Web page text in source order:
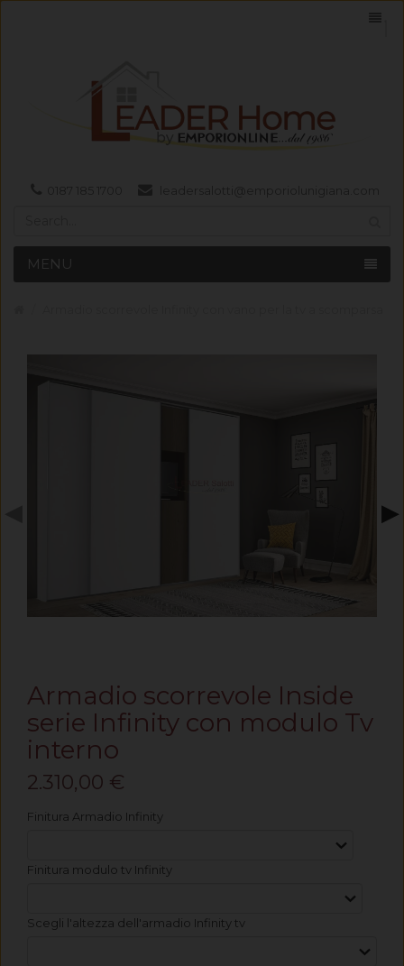
MENU
▶
Armadio scorrevole Inside
serie Infinity con modulo Tv
interno
2.310,00 €
Finitura Armadio Infinity
Finitura modulo tv Infinity
Scegli l'altezza dell'armadio Infinity tv